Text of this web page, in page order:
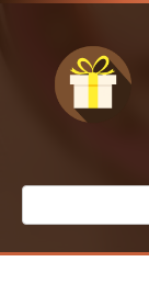
Перейти
контенту
Поиск: